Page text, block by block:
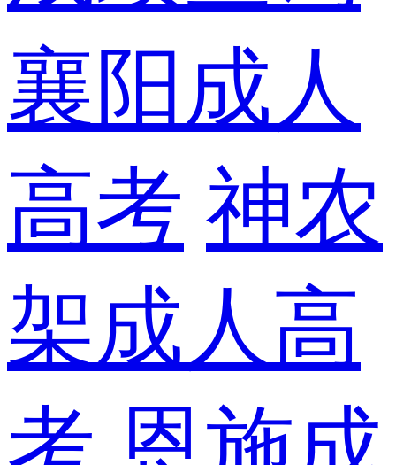
襄阳成人
高考 神农
架成人高